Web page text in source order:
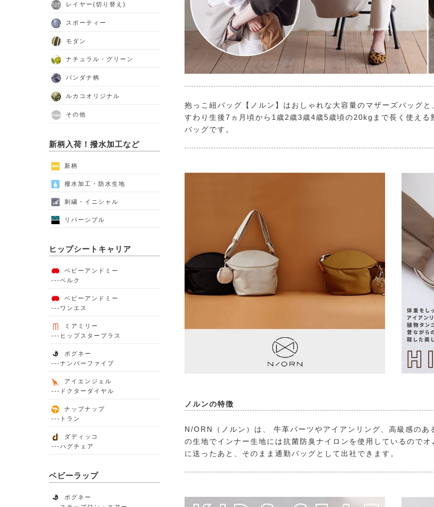
抱っこ紐バッグ【ノルン】はおしゃれな大容量のマザーズバッグ
すわり生後7ヵ月頃から1歳2歳3歳4歳5歳頃の20kgまで長く使え
バッグです。
ノルンの特徴
N/ORN（ノルン） は、 牛革パーツやアイアンリング、高級感の
の生地でインナー生地には抗菌防臭ナイロンを使用しているので
に送ったあと、そのまま通勤バッグとして出社できます。
レイヤー(切り替え)
スポーティー
モダン
ナチュラル・グリーン
バンダナ柄
ルカコオリジナル
その他
新柄入荷！撥水加工など
新柄
撥水加工・防水生地
刺繍・イニシャル
リバーシブル
ヒップシートキャリア
ベビーアンドミー
---ベルク
ベビーアンドミー
---ワンエス
ミアミリー
---ヒップスタープラス
ポグネー
---ナンバーファイブ
アイエンジェル
---ドクターダイヤル
ナップナップ
---トラン
ダディッコ
---ハグチェア
ベビーラップ
ポグネー